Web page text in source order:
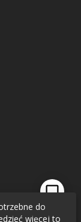
do
więcej to